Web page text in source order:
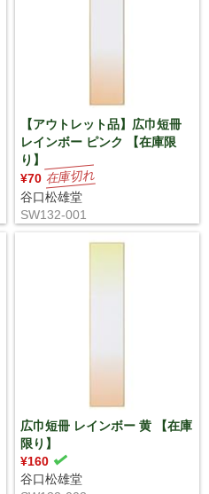
【アウトレット品】広巾短冊
レインボー ピンク 【在庫限
り】
¥70
谷口松雄堂
SW132-001
広巾短冊 レインボー 黄 【在庫
限り】
¥160
谷口松雄堂